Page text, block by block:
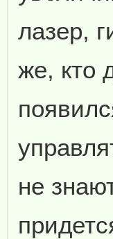
лазер,
же, кто
не